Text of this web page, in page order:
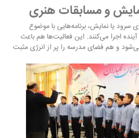
سرود یا نمایش، برنامه‌هایی با موضوع
اجرا می‌کنند. این فعالیت‌ها هم باعث
و هم فضای مدرسه را پر از انرژی مثبت